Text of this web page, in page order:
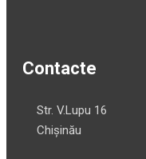
Contacte
Str. V.Lupu 16
Chișinău